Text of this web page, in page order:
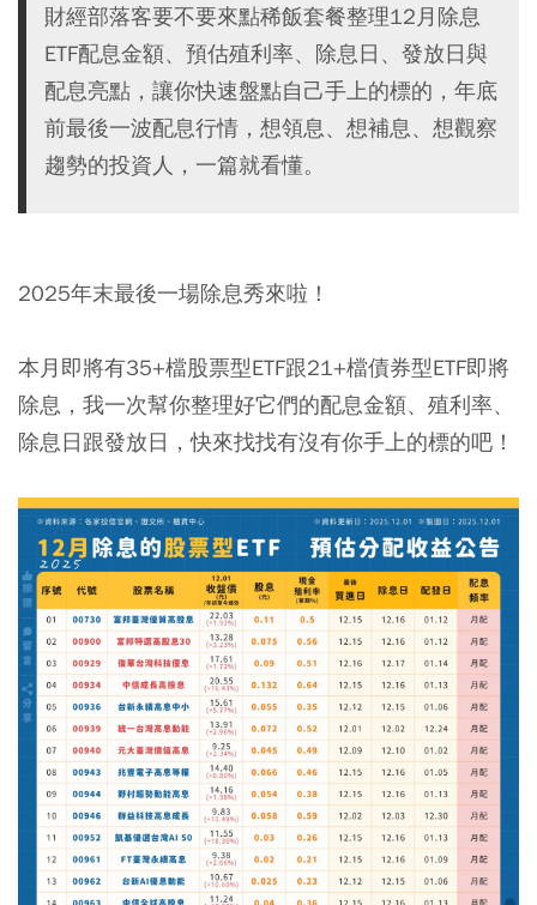
財經部落客要不要來點稀飯套餐整理12月除息
ETF配息金額、預估殖利率、除息日、發放日與
配息亮點，讓你快速盤點自己手上的標的，年底
前最後一波配息行情，想領息、想補息、想觀察
趨勢的投資人，一篇就看懂。
2025年末最後一場除息秀來啦！
本月即將有35+檔股票型ETF跟21+檔債券型ETF即將
除息，我一次幫你整理好它們的配息金額、殖利率、
除息日跟發放日，快來找找有沒有你手上的標的吧！